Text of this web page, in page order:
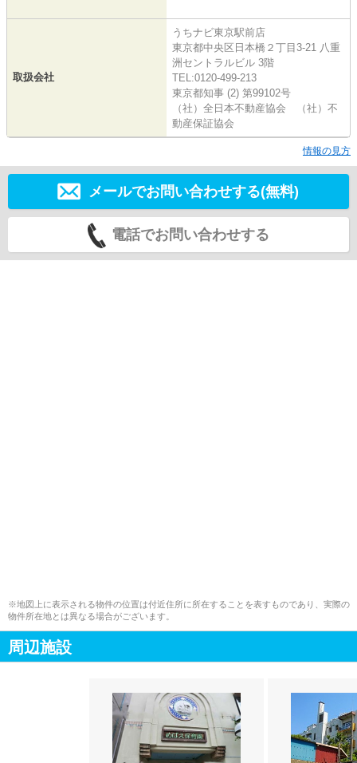
取扱会社
うちナビ東京駅前店
東京都中央区日本橋２丁目3-21 八重
洲セントラルビル 3階
TEL:0120-499-213
東京都知事 (2) 第99102号
（社）全日本不動産協会 （社）不
動産保証協会
情報の見方
メールでお問い合わせする(無料)
電話でお問い合わせする
※地図上に表示される物件の位置は付近住所に所在することを表すものであり、実際の
物件所在地とは異なる場合がございます。
周辺施設